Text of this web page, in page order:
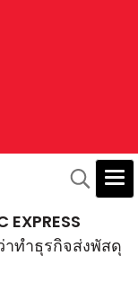
EXPRESS
ทำธุรกิจส่งพัสดุ